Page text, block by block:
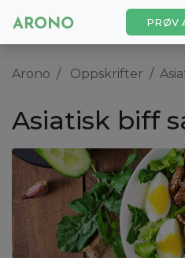
PRØV
Arono Oppskrifter
Asiatisk biff